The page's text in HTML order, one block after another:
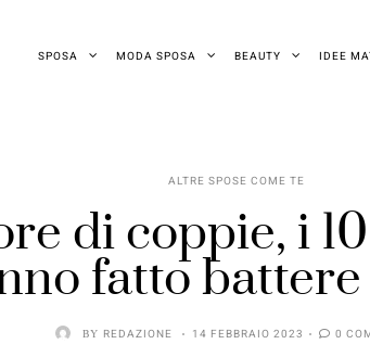
SPOSA MODA SPOSA BEAUTY IDEE
ALTRE SPOSE COME TE
di coppie, i
fatto
BY REDAZIONE 14 FEBBRAIO 2023 0